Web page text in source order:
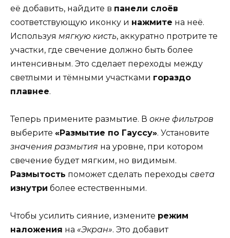
её добавить, найдите в панели слоёв
соответствующую иконку и нажмите на неё.
Используя мягкую кисть, аккуратно протрите те
участки, где свечение должно быть более
интенсивным. Это сделает переходы между
светлыми и тёмными участками гораздо
плавнее.
Теперь примените размытие. В окне фильтров
выберите «Размытие по Гауссу». Установите
значения размытия на уровне, при котором
свечение будет мягким, но видимым.
Размытость поможет сделать переходы света
изнутри более естественными.
Чтобы усилить сияние, измените режим
наложения на «Экран». Это добавит